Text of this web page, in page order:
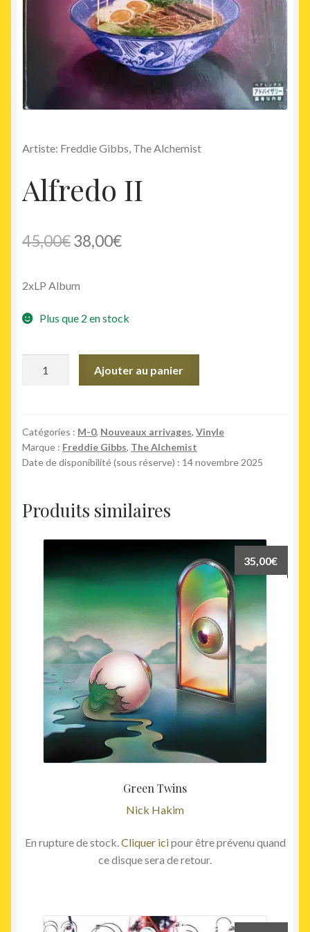
Artiste: Freddie Gibbs, The Alchemist
Alfredo II
45,00€Le
initial
était :
38,00€Le
est :
2xLP Album
Plus que 2 en stock
Ajouter au panier
Catégories : M-0, Nouveaux arrivages, Vinyle
Marque : Freddie Gibbs, The Alchemist
Date de disponibilité (sous réserve) : 14 novembre 2025
Produits similaires
Green Twins
Nick Hakim
35,00€
En rupture de stock.Cliquer icipour être prévenu quand
ce disque sera de retour.